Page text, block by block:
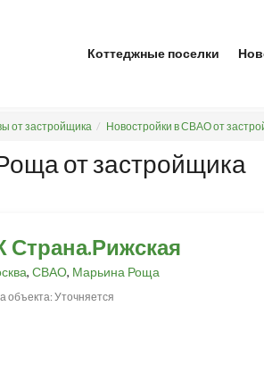
Коттеджные поселки
от застройщика Новостройки в СВАО от
от застройщика
Страна.Рижская
, СВАО, Марьина Роща
объекта: Уточняется